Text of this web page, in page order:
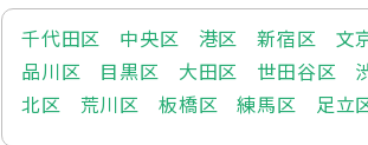
千代田区
中央区 港区 新宿区 文
品川区
目黒区 大田区 世田谷区
北区
荒川区 板橋区 練馬区 足立